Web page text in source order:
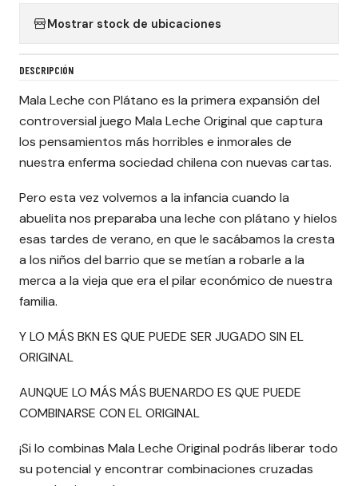
Mostrar stock de ubicaciones
DESCRIPCIÓN
Mala Leche con Plátano es la primera expansión del
controversial juego Mala Leche Original que captura
los pensamientos más horribles e inmorales de
nuestra enferma sociedad chilena con nuevas cartas.
Pero esta vez volvemos a la infancia cuando la
abuelita nos preparaba una leche con plátano y hielos
esas tardes de verano, en que le sacábamos la cresta
a los niños del barrio que se metían a robarle a la
merca a la vieja que era el pilar económico de nuestra
familia.
Y LO MÁS BKN ES QUE PUEDE SER JUGADO SIN EL
ORIGINAL
AUNQUE LO MÁS MÁS BUENARDO ES QUE PUEDE
COMBINARSE CON EL ORIGINAL
¡Si lo combinas Mala Leche Original podrás liberar todo
su potencial y encontrar combinaciones cruzadas